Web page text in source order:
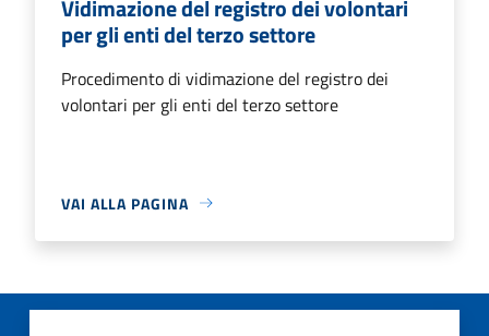
Vidimazione del registro dei volontari
per gli enti del terzo settore
Procedimento di vidimazione del registro dei
volontari per gli enti del terzo settore
VAI ALLA PAGINA